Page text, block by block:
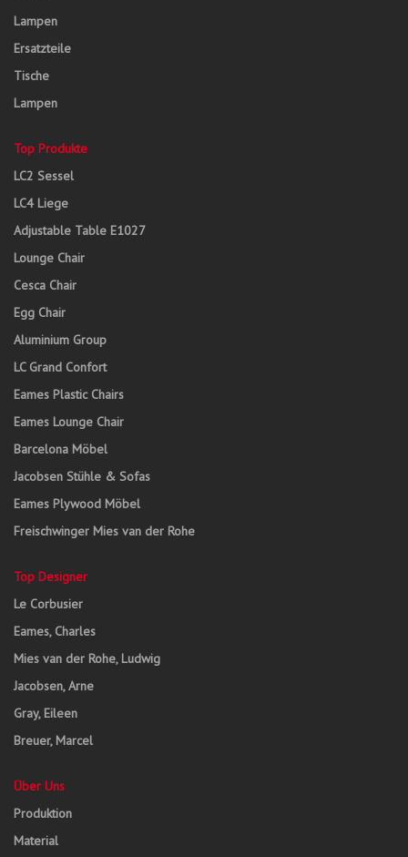
Lampen
Ersatzteile
Tische
Lampen
Top Produkte
LC2 Sessel
LC4 Liege
Adjustable Table E1027
Lounge Chair
Cesca Chair
Egg Chair
Aluminium Group
LC Grand Confort
Eames Plastic Chairs
Eames Lounge Chair
Barcelona Möbel
Jacobsen Stühle & Sofas
Eames Plywood Möbel
Freischwinger Mies van der Rohe
Top Designer
Le Corbusier
Eames, Charles
Mies van der Rohe, Ludwig
Jacobsen, Arne
Gray, Eileen
Breuer, Marcel
Über Uns
Produktion
Material